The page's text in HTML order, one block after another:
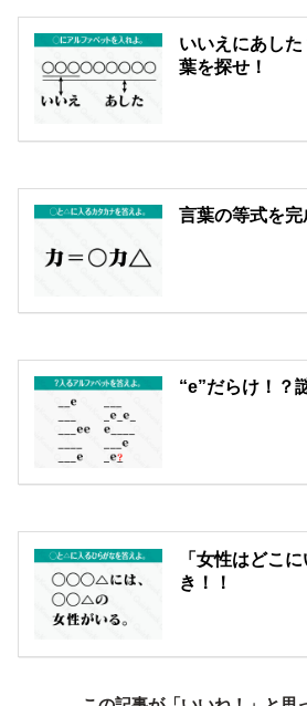
いいえにあし
葉を探せ！
言葉の等式を完
“e”だらけ！？
「女性はどこ
き！！